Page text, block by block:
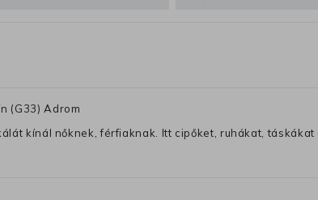
(G33) Adrom
kínál nőknek, férfiaknak. Itt cipőket, ruhákat,